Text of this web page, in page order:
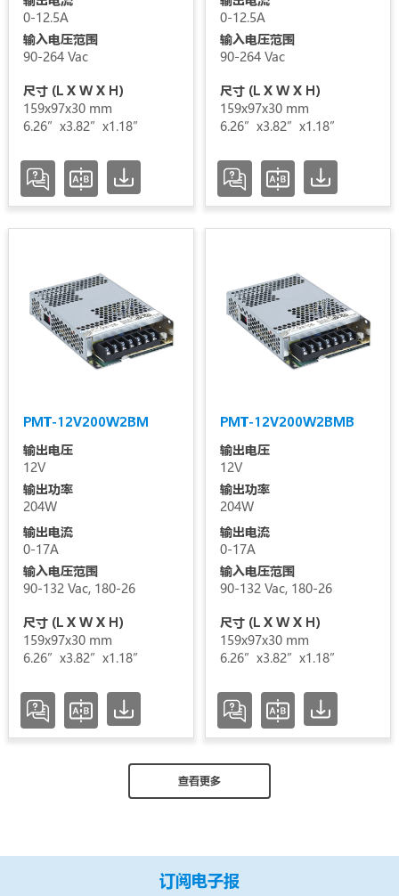
0-12.5A
输入电压范围
90-264 Vac
尺寸 (L X W X H)
159x97x30 mm
6.26”x3.82”x1.18”
0-12.5A
输入电压范围
90-264 Vac
尺寸 (L X W X H)
159x97x30 mm
6.26”x3.82”x1.18”
PMT-12V200W2BM
输出电压
12V
输出功率
204W
输出电流
0-17A
输入电压范围
90-132 Vac, 180-26
尺寸 (L X W X H)
159x97x30 mm
6.26”x3.82”x1.18”
PMT-12V200W2BMB
输出电压
12V
输出功率
204W
输出电流
0-17A
输入电压范围
90-132 Vac, 180-26
尺寸 (L X W X H)
159x97x30 mm
6.26”x3.82”x1.18”
查看更多
订阅电子报